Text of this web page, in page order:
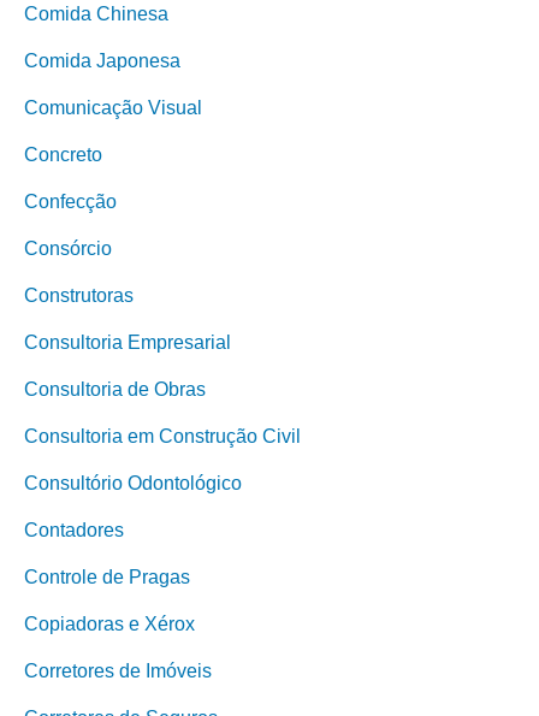
Comida Chinesa
Comida Japonesa
Comunicação Visual
Concreto
Confecção
Consórcio
Construtoras
Consultoria Empresarial
Consultoria de Obras
Consultoria em Construção Civil
Consultório Odontológico
Contadores
Controle de Pragas
Copiadoras e Xérox
Corretores de Imóveis